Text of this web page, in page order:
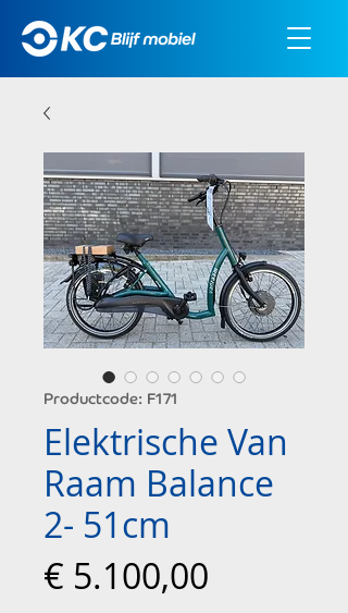
Productcode: F171
Elektrische Van
Raam Balance
2- 51cm
€ 5.100,00